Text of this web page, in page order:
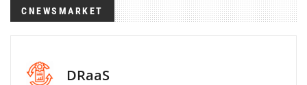
CNEWSMARKET
DRaaS